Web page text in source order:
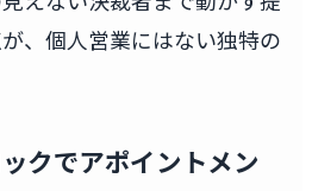
、個人営業にはない独特の
クでアポイントメン